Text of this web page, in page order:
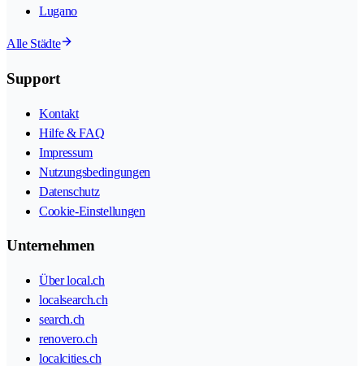
Lugano
Alle Städte
Support
Kontakt
Hilfe & FAQ
Impressum
Nutzungsbedingungen
Datenschutz
Cookie-Einstellungen
Unternehmen
Über local.ch
localsearch.ch
search.ch
renovero.ch
localcities.ch